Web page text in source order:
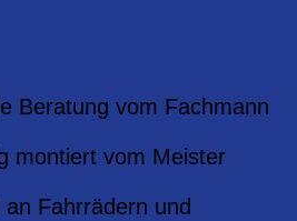
Beratung vom Fachmann
montiert vom Meister
an Fahrrädern und